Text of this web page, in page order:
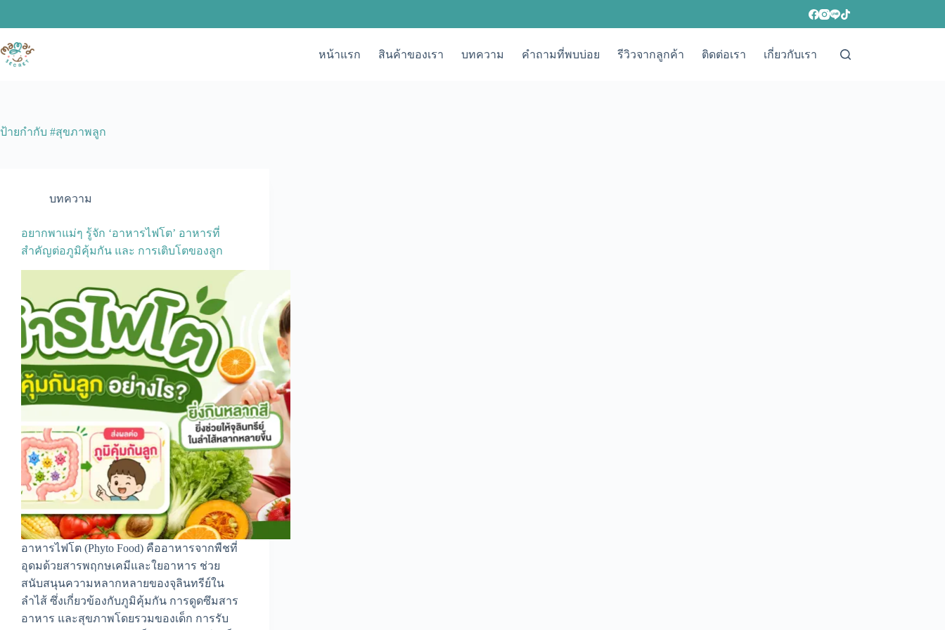
content
หน้าแรก
สินค้าของเรา บทความ คำถามที่พบบ่อย รีวิวจากลูกค้า ติดต่อเรา เกี่ยวกับเรา
ป้ายกำกับ #สุขภาพลูก
บทความ
อยากพาแม่ๆ รู้จัก ‘อาหารไฟโต’ อาหารที่
สำคัญต่อภูมิคุ้มกัน และ การเติบโตของลูก
อาหารไฟโต (Phyto Food) คืออาหารจากพืชที่
อุดมด้วยสารพฤกษเคมีและใยอาหาร ช่วย
สนับสนุนความหลากหลายของจุลินทรีย์ใน
ลำไส้ ซึ่งเกี่ยวข้องกับภูมิคุ้มกัน การดูดซึมสาร
อาหาร และสุขภาพโดยรวมของเด็ก การรับ